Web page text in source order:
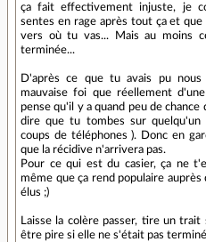
ça fait effectivement injuste, je
sentes en rage après tout ça et que
vers où tu vas... Mais au moins
terminée...
D'après ce que tu avais pu
mauvaise foi que réellement
pense qu'il y a quand peu de
dire que tu tombes sur
coups de téléphones ). Donc en
que la récidive n'arrivera pas.
Pour ce qui est du casier, ça ne
même que ça rend populaire
élus ;)
Laisse la colère passer, tire un
être pire si elle ne s'était pas